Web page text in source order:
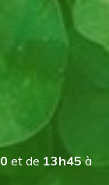
et de 13h45à